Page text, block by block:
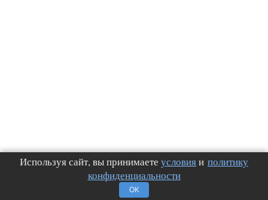
Используя сайт, вы принимаете условияи политику
конфиденциальности
OK